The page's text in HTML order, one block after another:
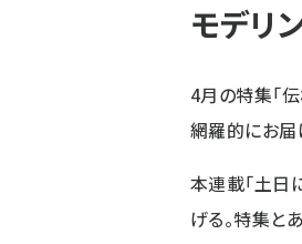
モデリ
4月の特集「
網羅的にお届
本連載「土日
げる。特集と